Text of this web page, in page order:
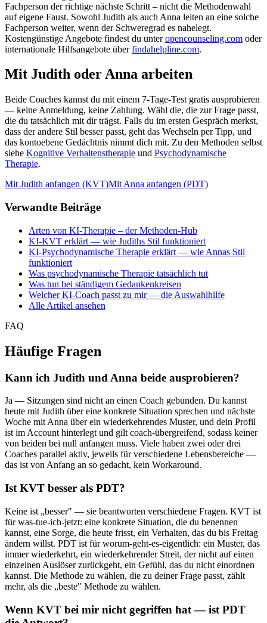
Fachperson der richtige nächste Schritt – nicht die Methodenwahl
auf eigene Faust. Sowohl Judith als auch Anna leiten an eine solche
Fachperson weiter, wenn der Schweregrad es nahelegt.
Kostengünstige Angebote findest du unter opencounseling.com oder
internationale Hilfsangebote über findahelpline.com.
Mit Judith oder Anna arbeiten
Beide Coaches kannst du mit einem 7-Tage-Test gratis ausprobieren
— keine Anmeldung, keine Zahlung. Wähl die, die zur Frage passt,
die du tatsächlich mit dir trägst. Falls du im ersten Gespräch merkst,
dass der andere Stil besser passt, geht das Wechseln per Tipp, und
das kontoebene Gedächtnis nimmt dich mit. Zu den Methoden selbst
siehe Kognitive Verhaltenstherapie und Psychodynamische
Therapie.
Mit Judith anfangen (KVT)Mit Anna anfangen (PDT)
Verwandte Beiträge
Arten von KI-Therapie – der Methoden-Hub
KI-KVT erklärt — wie Judiths Stil funktioniert
KI-Psychodynamische Therapie erklärt — wie Annas Stil
funktioniert
Was psychodynamische Therapie tatsächlich tut
Was tun bei ständigem Gedankenkreisen
Welcher KI-Coach passt zu mir — die Auswahlhilfe
Alle Artikel ansehen
FAQ
Häufige Fragen
Kann ich Judith und Anna beide ausprobieren?
Ja — Sitzungen sind nicht an einen Coach gebunden. Du kannst
heute mit Judith über eine konkrete Situation sprechen und nächste
Woche mit Anna über ein wiederkehrendes Muster, und dein Profil
ist im Account hinterlegt und gilt coach-übergreifend, sodass keiner
von beiden bei null anfangen muss. Viele haben zwei oder drei
Coaches parallel aktiv, jeweils für verschiedene Lebensbereiche —
das ist von Anfang an so gedacht, kein Workaround.
Ist KVT besser als PDT?
Keine ist „besser" — sie beantworten verschiedene Fragen. KVT ist
für was-tue-ich-jetzt: eine konkrete Situation, die du benennen
kannst, eine Sorge, die heute frisst, ein Verhalten, das du bis Freitag
ändern willst. PDT ist für worum-geht-es-eigentlich: ein Muster, das
immer wiederkehrt, ein wiederkehrender Streit, der nicht auf einen
einzelnen Auslöser zurückgeht, ein Gefühl, das du nicht einordnen
kannst. Die Methode zu wählen, die zu deiner Frage passt, zählt
mehr, als die „beste" Methode zu wählen.
Wenn KVT bei mir nicht gegriffen hat — ist PDT